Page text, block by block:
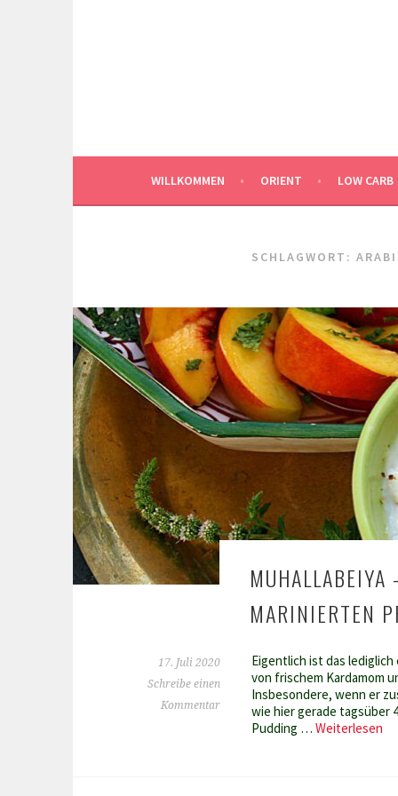
WILLKOMMEN ORIENT LOW CARB
SCHLAGWORT:
MARINIERTEN
17. Juli 2020
Schreibe einen
Kommentar
Eigentlich ist das lediglich
von frischem Kardamom
Insbesondere, wenn er
wie hier gerade tagsüber
Pudding … Weiterlesen